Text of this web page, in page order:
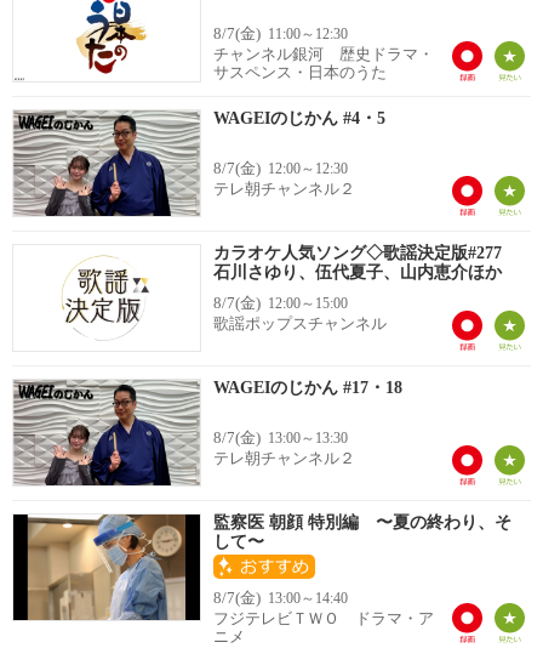
8/7(金) 11:00～12:30
チャンネル銀河 歴史ドラマ・
サスペンス・日本のうた
WAGEIのじかん #4・5
8/7(金) 12:00～12:30
テレ朝チャンネル２
カラオケ人気ソング◇歌謡決定版#277
石川さゆり、伍代夏子、山内恵介ほか
8/7(金) 12:00～15:00
歌謡ポップスチャンネル
WAGEIのじかん #17・18
8/7(金) 13:00～13:30
テレ朝チャンネル２
監察医 朝顔 特別編 〜夏の終わり、そ
して〜
8/7(金) 13:00～14:40
フジテレビＴＷＯ ドラマ・ア
ニメ